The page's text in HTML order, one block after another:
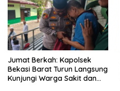
Jumat Berkah: Kapolsek
Bekasi Barat Turun Langsung
Kunjungi Warga Sakit dan